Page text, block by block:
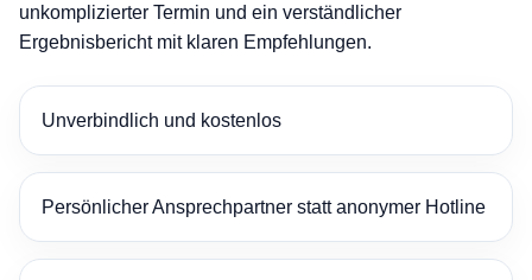
unkomplizierter Termin und ein verständlicher
Ergebnisbericht mit klaren Empfehlungen.
Unverbindlich und kostenlos
Persönlicher Ansprechpartner statt anonymer Hotline